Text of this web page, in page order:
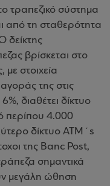
τραπεζικό σύστημα
από τη σταθερότητα
δείκτης
βρίσκεται στο
με στοιχεία
της στις
διαθέτει δίκτυο
περίπου 4.000
δίκτυο ATM´s
της Banc Post,
σημαντικά
μεγάλη ώθηση